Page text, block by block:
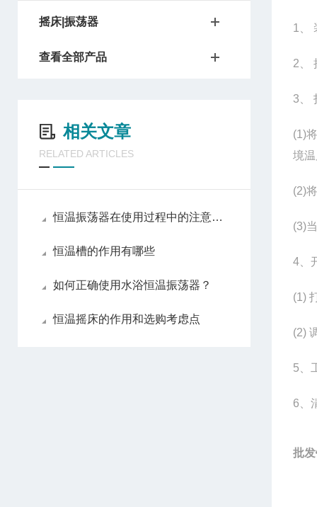
摇床|振荡器
查看全部产品
相关文章
RELATED ARTICLES
恒温振荡器在使用过程中的注意事项
恒温槽的作用有哪些
如何正确使用水浴恒温振荡器？
恒温摇床的作用和选购考虑点
1
2
3
(1)
境
(2)
(3)
4
(1)
(2)
5
6
批